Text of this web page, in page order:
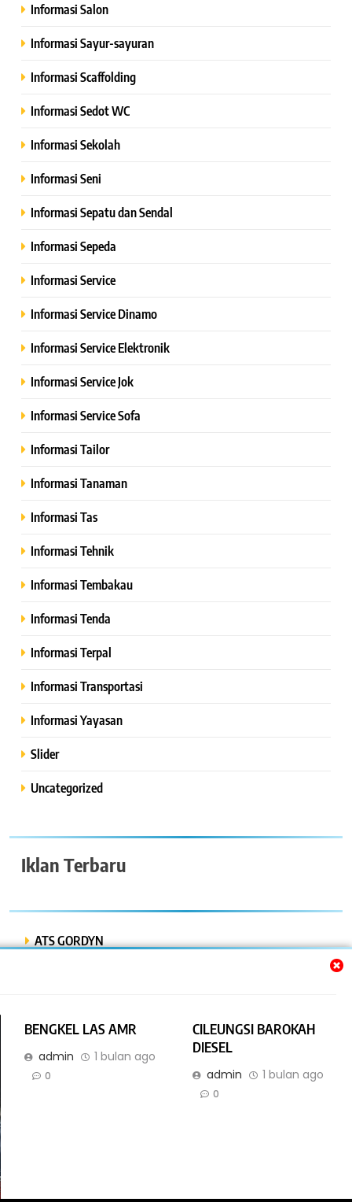
BENGKEL LAS AMR
admin 1 bulan ago
0
CILEUNGSI BAROKAH
DIESEL
admin 1 bulan ago
0
Informasi Salon
Informasi Sayur-sayuran
Informasi Scaffolding
Informasi Sedot WC
Informasi Sekolah
Informasi Seni
Informasi Sepatu dan Sendal
Informasi Sepeda
Informasi Service
Informasi Service Dinamo
Informasi Service Elektronik
Informasi Service Jok
Informasi Service Sofa
Informasi Tailor
Informasi Tanaman
Informasi Tas
Informasi Tehnik
Informasi Tembakau
Informasi Tenda
Informasi Terpal
Informasi Transportasi
Informasi Yayasan
Slider
Uncategorized
Iklan Terbaru
ATS GORDYN
BENGKEL LAS AMR